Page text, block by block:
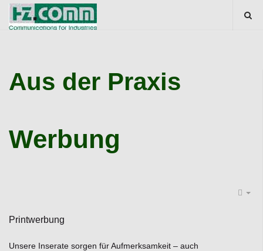
Aus der Praxis
Werbung
Printwerbung
Unsere Inserate sorgen für Aufmerksamkeit – auch